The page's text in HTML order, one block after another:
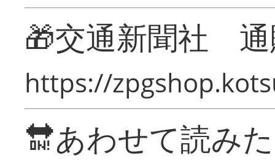
🎁交通新聞社
https://
🔛あわせて読み